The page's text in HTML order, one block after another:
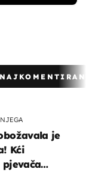
je
Kći
pjevača